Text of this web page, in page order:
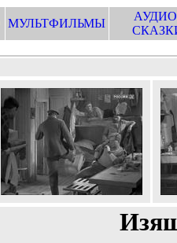
МУЛЬТФИЛЬМЫ